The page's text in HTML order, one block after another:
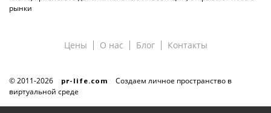
рынки
Цены О нас Блог Контакты
© 2011-2026 pr-life.com
Создаем личное пространство в
виртуальной среде